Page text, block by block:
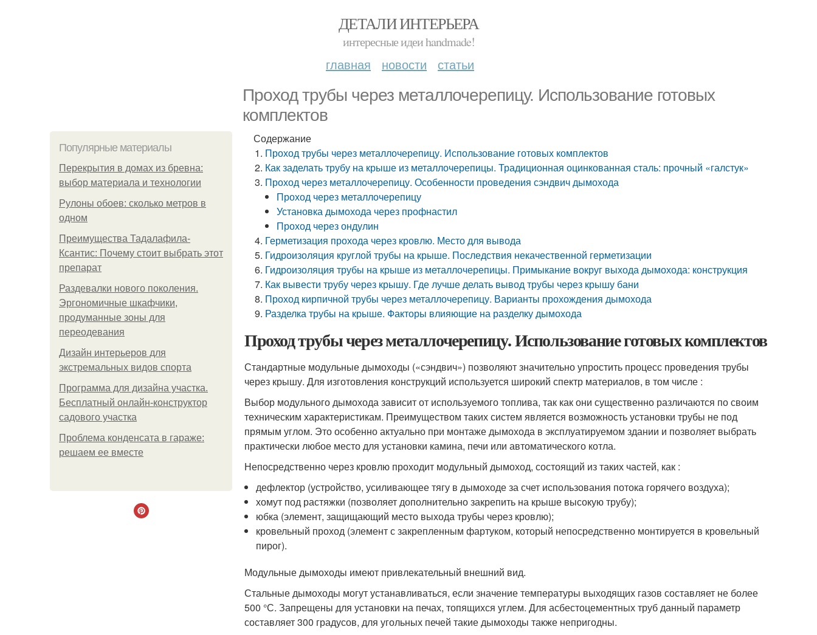
ДЕТАЛИ ИНТЕРЬЕРА
интересные идеи handmade!
главная новости статьи
Проход трубы через металлочерепицу. Использование готовых
комплектов
Популярные материалы
Перекрытия в домах из бревна:
выбор материала и технологии
Рулоны обоев: сколько метров в
одном
Преимущества Тадалафила-
Ксантис: Почему стоит выбрать этот
препарат
Раздевалки нового поколения.
Эргономичные шкафчики,
продуманные зоны для
переодевания
Дизайн интерьеров для
экстремальных видов спорта
Программа для дизайна участка.
Бесплатный онлайн-конструктор
садового участка
Проблема конденсата в гараже:
решаем ее вместе
Содержание
Проход трубы через металлочерепицу. Использование готовых комплектов
Как заделать трубу на крыше из металлочерепицы. Традиционная оцинкованная сталь: прочный «галстук»
Проход через металлочерепицу. Особенности проведения сэндвич дымохода
Проход через металлочерепицу
Установка дымохода через профнастил
Проход через ондулин
Герметизация прохода через кровлю. Место для вывода
Гидроизоляция круглой трубы на крыше. Последствия некачественной герметизации
Гидроизоляция трубы на крыше из металлочерепицы. Примыкание вокруг выхода дымохода: конструкция
Как вывести трубу через крышу. Где лучше делать вывод трубы через крышу бани
Проход кирпичной трубы через металлочерепицу. Варианты прохождения дымохода
Разделка трубы на крыше. Факторы влияющие на разделку дымохода
Проход трубы через металлочерепицу. Использование готовых комплектов
Стандартные модульные дымоходы («сэндвич») позволяют значительно упростить процесс проведения трубы
через крышу. Для изготовления конструкций используется широкий спектр материалов, в том числе :
Выбор модульного дымохода зависит от используемого топлива, так как они существенно различаются по своим
техническим характеристикам. Преимуществом таких систем является возможность установки трубы не под
прямым углом. Это особенно актуально при монтаже дымохода в эксплуатируемом здании и позволяет выбрать
практически любое место для установки камина, печи или автоматического котла.
Непосредственно через кровлю проходит модульный дымоход, состоящий из таких частей, как :
дефлектор (устройство, усиливающее тягу в дымоходе за счет использования потока горячего воздуха);
хомут под растяжки (позволяет дополнительно закрепить на крыше высокую трубу);
юбка (элемент, защищающий место выхода трубы через кровлю);
кровельный проход (элемент с закрепленным фартуком, который непосредственно монтируется в кровельный
пирог).
Модульные дымоходы имеют привлекательный внешний вид.
Стальные дымоходы могут устанавливаться, если значение температуры выходящих газов составляет не более
500 °С. Запрещены для установки на печах, топящихся углем. Для асбестоцементных труб данный параметр
составляет 300 градусов, для угольных печей такие дымоходы также непригодны.